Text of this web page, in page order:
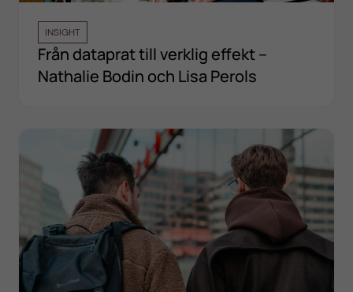
INSIGHT
Från dataprat till verklig effekt –
Nathalie Bodin och Lisa Perols